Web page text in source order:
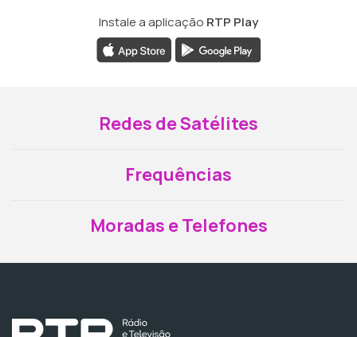
Instale a aplicação RTP Play
Redes de Satélites
Frequências
Moradas e Telefones